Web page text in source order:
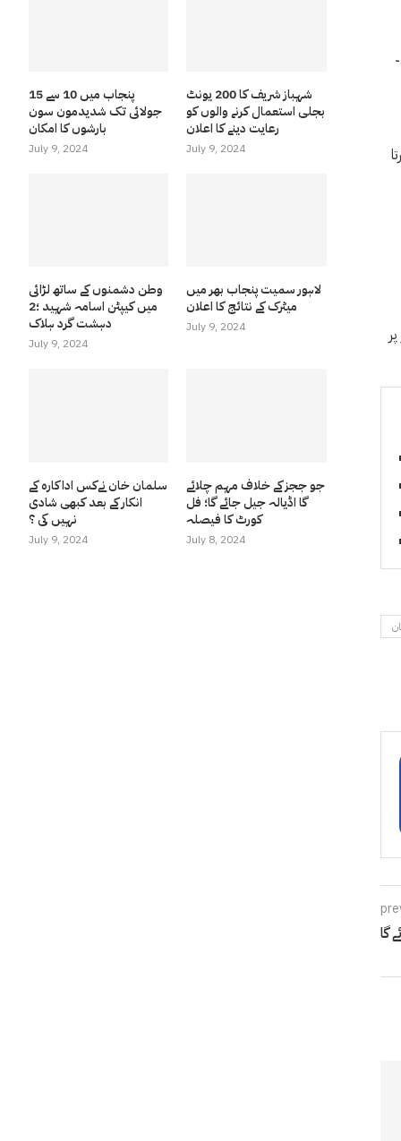
گا
پنجاب میں 10 سے 15
جولائی تک شدیدمون سون
بارشوں کا امکان
July 9, 2024
شہباز شریف کا 200 یونٹ
بجلی استعمال کرنے والوں کو
رعایت دینے کا اعلان
July 9, 2024
وطن دشمنوں کے ساتھ لڑائی
میں کیپٹن اسامہ شہید ؛2
دہشت گرد ہلاک
July 9, 2024
لاہور سمیت پنجاب بھر میں
میٹرک کے نتائج کا اعلان
July 9, 2024
سلمان خان نےکس اداکارہ کے
انکار کے بعد کبھی شادی
نہیں کی ؟
July 9, 2024
جو ججز کے خلاف مہم چلائے
گا اڈیالہ جیل جائے گا؛ فل
کورٹ کا فیصلہ
July 8, 2024